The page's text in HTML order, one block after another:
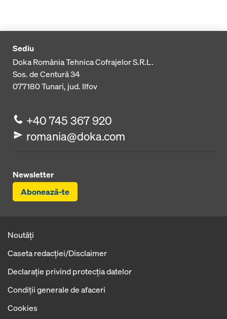
Sediu
Doka România Tehnica Cofrajelor S.R.L.
Sos. de Centură 34
077180Tunari, jud. Ilfov
+40 745 367 920
romania@doka.com
Newsletter
Abonează-te
Noutăți
Caseta redacţiei/Disclaimer
Declaraţie privind protecţia datelor
Condiţii generale de afaceri
Cookies